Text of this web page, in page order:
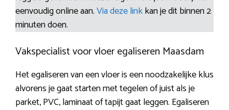
eenvoudig online aan.Via deze linkkan je dit binnen 2
minuten doen.
Vakspecialist voor vloer egaliseren Maasdam
Het egaliseren van een vloer is een noodzakelijke klus
alvorens je gaat starten met tegelen of juist als je
parket, PVC, laminaat of tapijt gaat leggen. Egaliseren